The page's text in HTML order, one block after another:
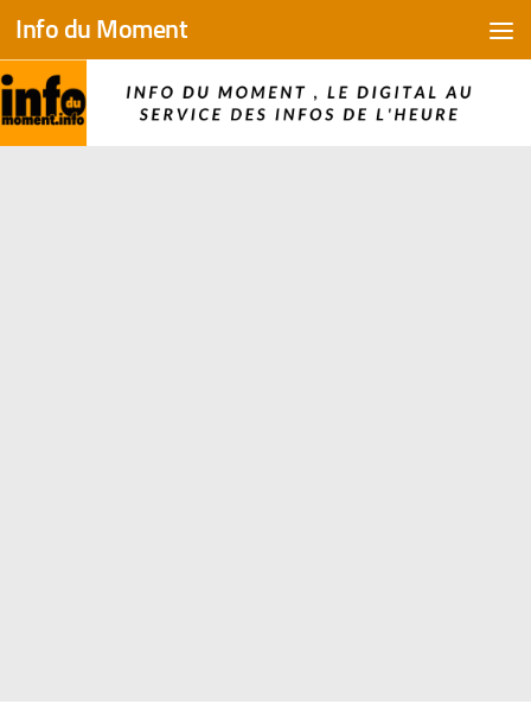
Skip to content
Info du Moment